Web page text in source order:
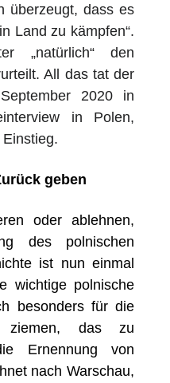
überzeugt, dass es
Land zu kämpfen“.
„natürlich“ den
All das tat der
2020 in
in Polen,
geben
oder ablehnen,
des polnischen
ist nun einmal
wichtige polnische
besonders für die
ziemen, das zu
Ernennung von
nach Warschau,